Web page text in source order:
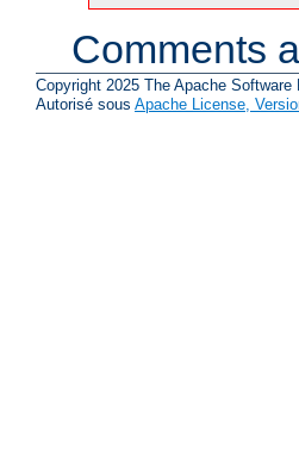
Comments
Copyright 2025 The Apache Software
Autorisé sous Apache License,